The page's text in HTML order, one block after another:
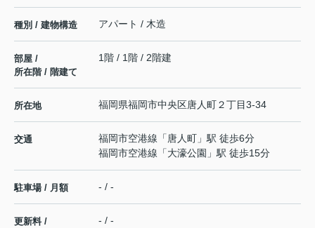
種別 / 建物構造 アパート / 木造
部屋 /
所在階 / 階建て
1階 / 1階 / 2階建
所在地 福岡県福岡市中央区唐人町２丁目3-34
交通 福岡市空港線 「 唐人町 」駅 徒歩6分
福岡市空港線 「大濠公園 」駅 徒歩15分
駐車場 / 月額 - / -
更新料 /
- / -